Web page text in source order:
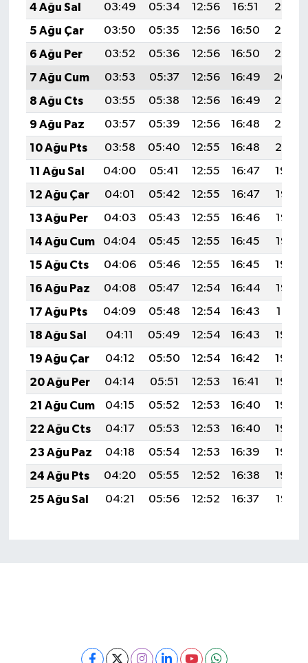
4 Ağu Sal
03:49 05:34 12:56 16:51
20:08
5 Ağu Çar
03:50 05:35 12:56 16:50
20:07
6 Ağu Per
03:52 05:36 12:56 16:50
20:06
7 Ağu Cum
03:53 05:37 12:56 16:49
20:04
8 Ağu Cts
03:55 05:38 12:56 16:49
20:03
9 Ağu Paz
03:57 05:39 12:56 16:48
20:02
10 Ağu Pts
03:58 05:40 12:55 16:48
20:01
11 Ağu Sal
04:00 05:41 12:55 16:47
19:59
12 Ağu Çar
04:01 05:42 12:55 16:47
19:58
13 Ağu Per
04:03 05:43 12:55 16:46
19:56
14 Ağu Cum
04:04 05:45 12:55 16:45
19:55
15 Ağu Cts
04:06 05:46 12:55 16:45
19:54
16 Ağu Paz
04:08 05:47 12:54 16:44
19:52
17 Ağu Pts
04:09 05:48 12:54 16:43
19:51
18 Ağu Sal
04:11 05:49 12:54 16:43
19:49
19 Ağu Çar
04:12 05:50 12:54 16:42
19:48
20 Ağu Per
04:14 05:51 12:53 16:41
19:46
21 Ağu Cum
04:15 05:52 12:53 16:40
19:45
22 Ağu Cts
04:17 05:53 12:53 16:40
19:43
23 Ağu Paz
04:18 05:54 12:53 16:39
19:42
24 Ağu Pts
04:20 05:55 12:52 16:38
19:40
25 Ağu Sal
04:21 05:56 12:52 16:37 19:38